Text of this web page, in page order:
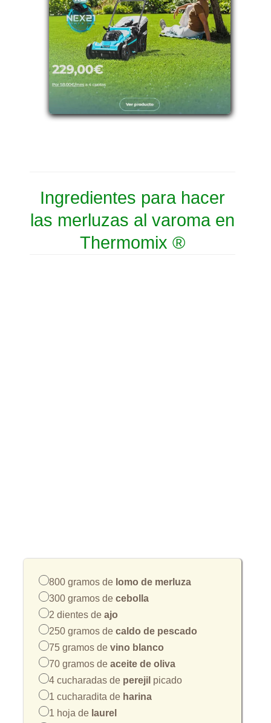
Ingredientes para hacer
las merluzas al varoma en
Thermomix ®
800 gramos de lomo de merluza
300 gramos de cebolla
2 dientes de ajo
250 gramos de caldo de pescado
75 gramos de vino blanco
70 gramos de aceite de oliva
4 cucharadas de perejil picado
1 cucharadita de harina
1 hoja de laurel